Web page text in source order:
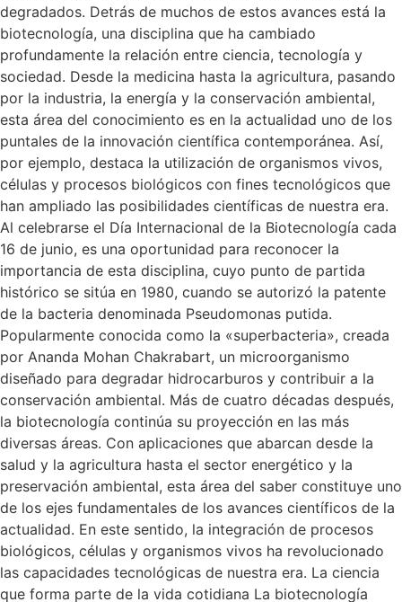
degradados. Detrás de muchos de estos avances está la
biotecnología, una disciplina que ha cambiado
profundamente la relación entre ciencia, tecnología y
sociedad. Desde la medicina hasta la agricultura, pasando
por la industria, la energía y la conservación ambiental,
esta área del conocimiento es en la actualidad uno de los
puntales de la innovación científica contemporánea. Así,
por ejemplo, destaca la utilización de organismos vivos,
células y procesos biológicos con fines tecnológicos que
han ampliado las posibilidades científicas de nuestra era.
Al celebrarse el Día Internacional de la Biotecnología cada
16 de junio, es una oportunidad para reconocer la
importancia de esta disciplina, cuyo punto de partida
histórico se sitúa en 1980, cuando se autorizó la patente
de la bacteria denominada Pseudomonas putida.
Popularmente conocida como la «superbacteria», creada
por Ananda Mohan Chakrabart, un microorganismo
diseñado para degradar hidrocarburos y contribuir a la
conservación ambiental. Más de cuatro décadas después,
la biotecnología continúa su proyección en las más
diversas áreas. Con aplicaciones que abarcan desde la
salud y la agricultura hasta el sector energético y la
preservación ambiental, esta área del saber constituye uno
de los ejes fundamentales de los avances científicos de la
actualidad. En este sentido, la integración de procesos
biológicos, células y organismos vivos ha revolucionado
las capacidades tecnológicas de nuestra era. La ciencia
que forma parte de la vida cotidiana La biotecnología